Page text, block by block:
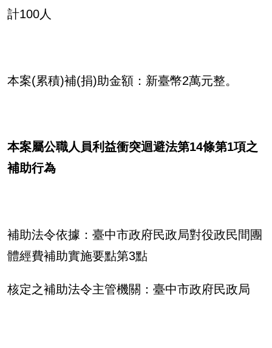
計100人
本案(累積)補(捐)助金額：新臺幣2萬元整。
本案屬公職人員利益衝突迴避法第14條第1項之
補助行為
補助法令依據：臺中市政府民政局對役政民間團
體經費補助實施要點第3點
核定之補助法令主管機關：臺中市政府民政局